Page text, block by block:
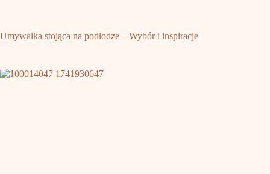
Umywalka stojąca na podłodze – Wybór i inspiracje